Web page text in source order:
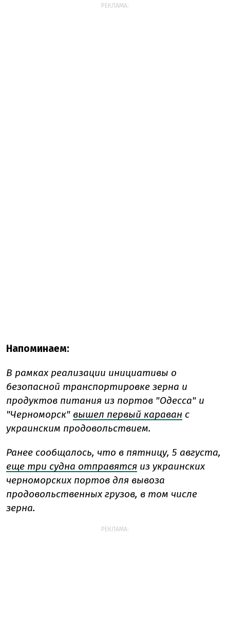
РЕКЛАМА:
Напоминаем:
В рамках реализации инициативы о
безопасной транспортировке зерна и
продуктов питания из портов "Одесса" и
"Черноморск" вышел первый караван с
украинским продовольствием.
Ранее сообщалось, что в пятницу, 5 августа,
еще три судна отправятся из украинских
черноморских портов для вывоза
продовольственных грузов, в том числе
зерна.
РЕКЛАМА: